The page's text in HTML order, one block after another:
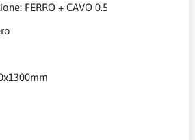
FERRO + CAVO 0.5